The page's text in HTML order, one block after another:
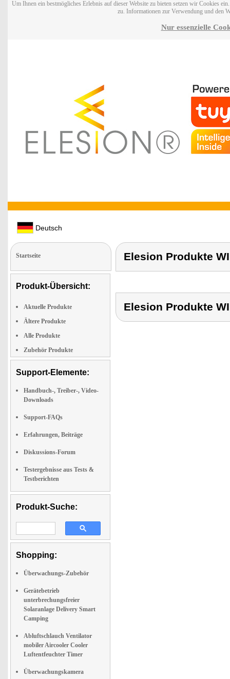
Um Ihnen ein bestmögliches Erlebnis auf dieser Website zu bieten setzen wir Cookies
zu. Informationen zur Verwendung und den
Nur essenzielle
Deutsch
Startseite
Produkt-Übersicht:
Aktuelle Produkte
Ältere Produkte
Alle Produkte
Zubehör Produkte
Support-Elemente:
Handbuch-, Treiber-, Video-
Downloads
Support-FAQs
Erfahrungen, Beiträge
Diskussions-Forum
Testergebnisse aus Tests &
Testberichten
Produkt-Suche:
Shopping:
Überwachungs-Zubehör
Gerätebetrieb
unterbrechungsfreier
Solaranlage Delivery Smart
Camping
Abluftschlauch Ventilator
mobiler Aircooler Cooler
Luftentfeuchter Timer
Überwachungskamera
Elesion Produkte
Elesion Produkte